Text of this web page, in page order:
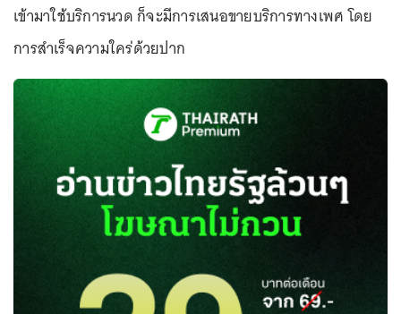
เข้ามาใช้บริการนวด ก็จะมีการเสนอขายบริการทางเพศ โดย
การสำเร็จความใคร่ด้วยปาก